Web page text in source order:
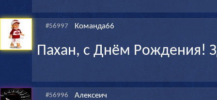
#56997 Команда66
Пахан, с Днём Рождения!
#56996 Алексеич